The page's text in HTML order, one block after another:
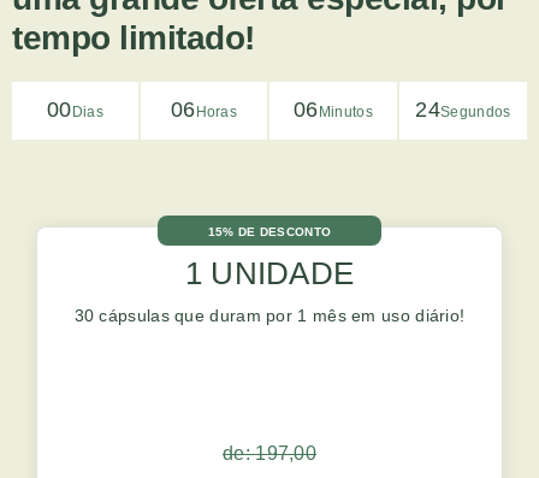
tempo limitado!
00 Dias 06 Horas 06 Minutos 23Segundos
15% DE DESCONTO
1 UNIDADE
30 cápsulas que duram por 1 mês em uso diário!
de: 197,00